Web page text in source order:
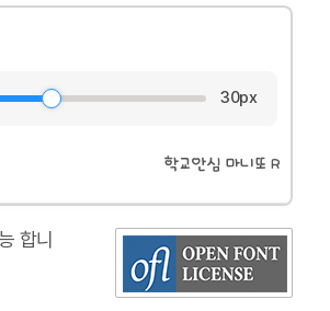
30px
학교안심 마니또 R
합니